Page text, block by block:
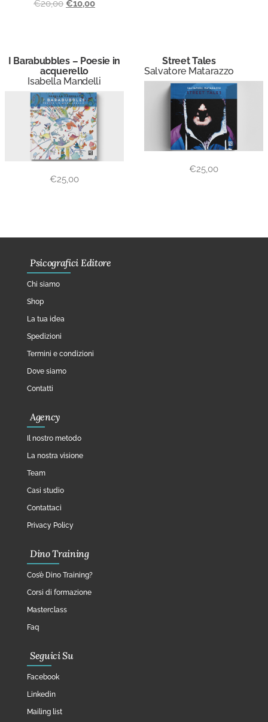
€20,00 €10,00
I Barabubbles – Poesie in
acquerello
Isabella Mandelli
€25,00
Street Tales
Salvatore Matarazzo
€25,00
Psicografici Editore
Chi siamo
Shop
La tua idea
Spedizioni
Termini e condizioni
Dove siamo
Contatti
Agency
Il nostro metodo
La nostra visione
Team
Casi studio
Contattaci
Privacy Policy
Dino Training
Cos’è Dino Training?
Corsi di formazione
Masterclass
Faq
Seguici Su
Facebook
Linkedin
Mailing list